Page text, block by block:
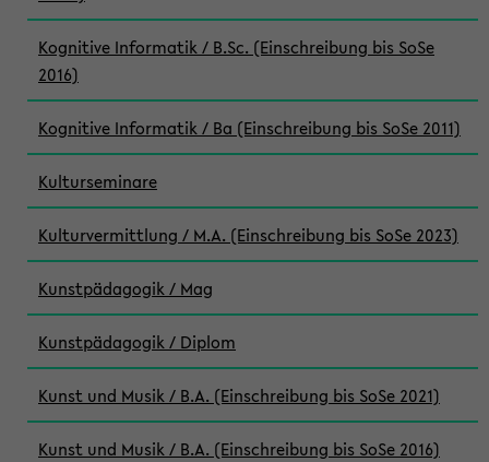
Kognitive Informatik / B.Sc. (Einschreibung bis SoSe
2016)
Kognitive Informatik / Ba (Einschreibung bis SoSe 2011)
Kulturseminare
Kulturvermittlung / M.A. (Einschreibung bis SoSe 2023)
Kunstpädagogik / Mag
Kunstpädagogik / Diplom
Kunst und Musik / B.A. (Einschreibung bis SoSe 2021)
Kunst und Musik / B.A. (Einschreibung bis SoSe 2016)